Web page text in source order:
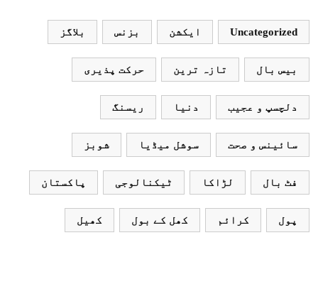
Uncategorized ایکشن بزنس بلاگز
بیس بال تازہ ترین حرکت پذیری
دلچسپ و عجیب دنیا ریسنگ
سائینس و صحت سوشل میڈیا شوبز
فٹ بال لڑاکا ٹیکنالوجی پاکستان
پول کرائم کھل کے بول کھیل